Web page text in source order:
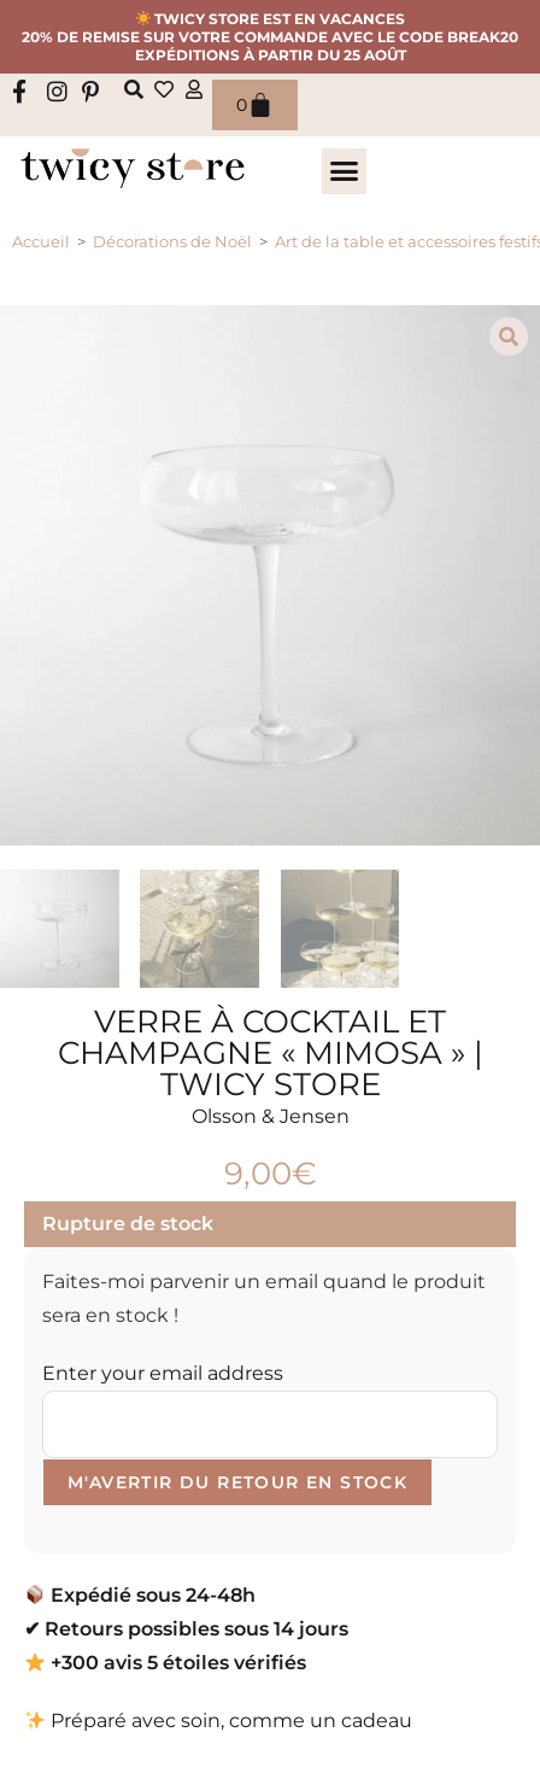
TWICY STORE EST EN VACANCES
20% DE REMISE SUR VOTRE COMMANDE AVEC LE CODE BREAK20
EXPÉDITIONS À PARTIR DU 25 AOÛT
0
Accueil > Décorations de Noël > Art de la table et accessoires
VERRE À COCKTAIL ET
CHAMPAGNE « MIMOSA » |
TWICY STORE
Olsson & Jensen
9,00€
Rupture de stock
Faites-moi parvenir un email quand le produit
sera en stock !
Enter your email address
Expédié sous 24-48h
✔ Retours possibles sous 14 jours
+300 avis 5 étoiles vérifiés
Préparé avec soin, comme un cadeau